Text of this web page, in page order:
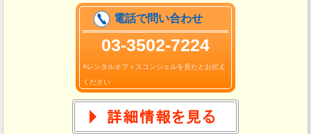
電話で問い合わせ
03-3502-7224
※レンタルオフィスコンシェルを見たとお伝え
ください